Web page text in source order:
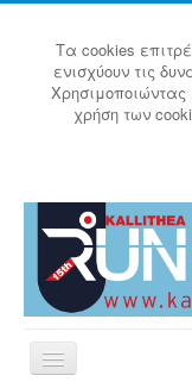
Τα cookies
ενισχύουν τις
Χρησιμοποιώντας
χρήση των